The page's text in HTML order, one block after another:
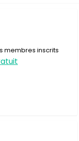
membres inscrits